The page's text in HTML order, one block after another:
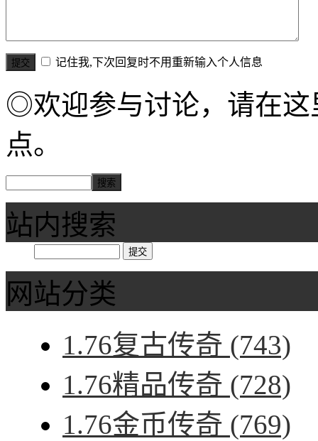
记住我,下次回复时不用重新输入个人信息
◎欢迎参与讨论，请在这
点。
站内搜索
网站分类
1.76复古传奇 (743)
1.76精品传奇 (728)
1.76金币传奇 (769)